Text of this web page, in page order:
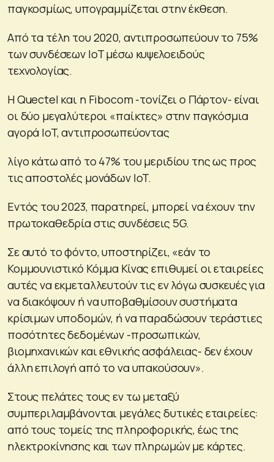
παγκοσμίως, υπογραμμίζεται στην έκθεση.
Από τα τέλη του 2020, αντιπροσωπεύουν το 75%
των συνδέσεων IoT μέσω κυψελοειδούς
τεχνολογίας.
Η Quectel και η Fibocom -τονίζει ο Πάρτον- είναι
οι δύο μεγαλύτεροι «παίκτες» στην παγκόσμια
αγορά IoT, αντιπροσωπεύοντας
λίγο κάτω από το 47% του μεριδίου της ως προς
τις αποστολές μονάδων IoT.
Εντός του 2023, παρατηρεί, μπορεί να έχουν την
πρωτοκαθεδρία στις συνδέσεις 5G.
Σε αυτό το φόντο, υποστηρίζει, «εάν το
Κομμουνιστικό Κόμμα Κίνας επιθυμεί οι εταιρείες
αυτές να εκμεταλλευτούν τις εν λόγω συσκευές για
να διακόψουν ή να υποβαθμίσουν συστήματα
κρίσιμων υποδομών, ή να παραδώσουν τεράστιες
ποσότητες δεδομένων -προσωπικών,
βιομηχανικών και εθνικής ασφάλειας- δεν έχουν
άλλη επιλογή από το να υπακούσουν».
Στους πελάτες τους εν τω μεταξύ
συμπεριλαμβάνονται μεγάλες δυτικές εταιρείες:
από τους τομείς της πληροφορικής, έως της
ηλεκτροκίνησης και των πληρωμών με κάρτες.